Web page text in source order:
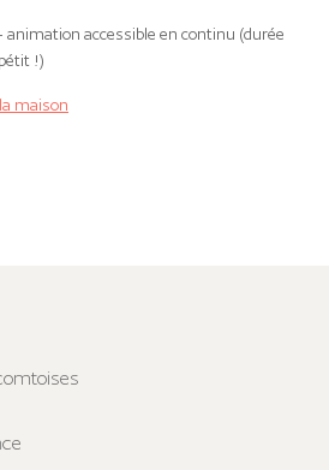
animation accessible en continu (durée
!)
maison